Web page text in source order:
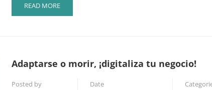
READ
MORE
LOS
EN
READ MORE
Adaptarse o morir, ¡digitaliza tu negocio!
Posted by Date